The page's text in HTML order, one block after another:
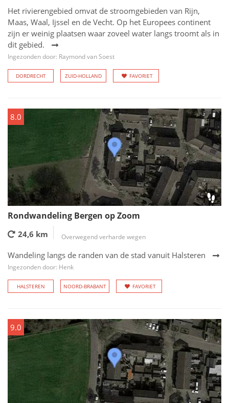
Het rivierengebied omvat de stroomgebieden van Rijn,
Maas, Waal, Ijssel en de Vecht. Op het Europees continent
zijn er weinig plaatsen waar zoveel water langs troomt als in
dit gebied.
Ingezonden door: Raymond van Soest
DORDRECHT ZUID-HOLLAND FAVORIET
8.0
Rondwandeling Bergen op Zoom
24,6 km Overwegend verharde wegen
Wandeling langs de randen van de stad vanuit Halsteren
Ingezonden door: Henk
HALSTEREN NOORD-BRABANT FAVORIET
9.0